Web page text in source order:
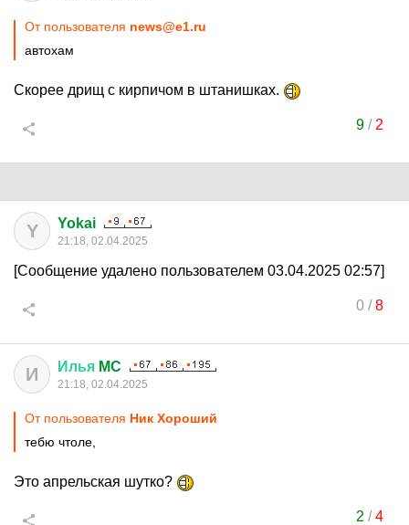
От пользователя news@e1.ru
автохам
Скорее дрищ с кирпичом в штанишках.
9/ 2
Y Yokai
21:18, 02.04.2025
[Сообщение удалено пользователем 03.04.2025 02:57]
0/8
И Илья MC
21:18, 02.04.2025
От пользователя Ник Хороший
тебю чтоле,
Это апрельская шутко?
2 /4